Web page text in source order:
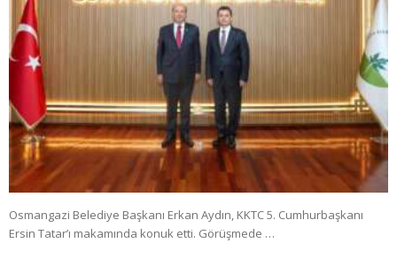
Osmangazi Belediye Başkanı Erkan Aydın, KKTC 5. Cumhurbaşkanı
Ersin Tatar’ı makamında konuk etti. Görüşmede …